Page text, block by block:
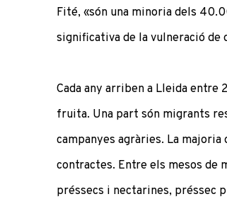
Fité, «són una minoria dels
significativa de la vulneració de
Cada any arriben a Lleida
fruita. Una part són migrants
campanyes agràries. La
contractes. Entre els mesos de
préssecs i nectarines, préssec